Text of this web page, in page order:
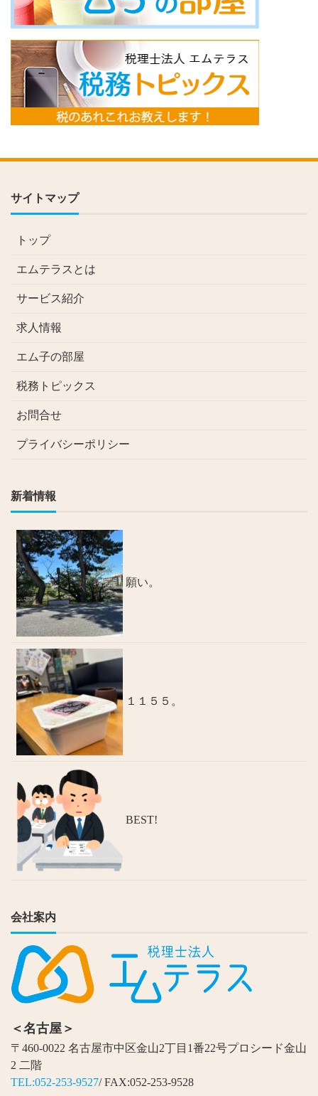
サイトマップ
トップ
エムテラスとは
サービス紹介
求人情報
エム子の部屋
税務トピックス
お問合せ
プライバシーポリシー
新着情報
願い。
１１５５。
BEST!
会社案内
＜名古屋＞
〒460-0022 名古屋市中区金山2丁目1番22号プロシード金山
2 二階
TEL:052-253-9527/ FAX:052-253-9528